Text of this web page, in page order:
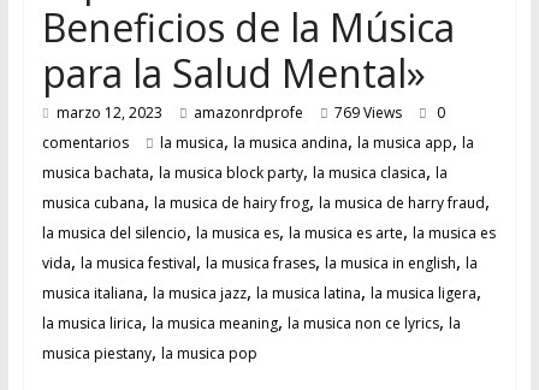
Beneficios de la Música
para la Salud Mental»
marzo 12, 2023 amazonrdprofe 769 Views
0
comentarios
la musica, la musica andina, la musica app, la
musica bachata, la musica block party, la musica clasica, la
musica cubana, la musica de hairy frog, la musica de harry fraud,
la musica del silencio, la musica es, la musica es arte, la musica es
vida, la musica festival, la musica frases, la musica in english, la
musica italiana, la musica jazz, la musica latina, la musica ligera,
la musica lirica, la musica meaning, la musica non ce lyrics, la
musica piestany, la musica pop